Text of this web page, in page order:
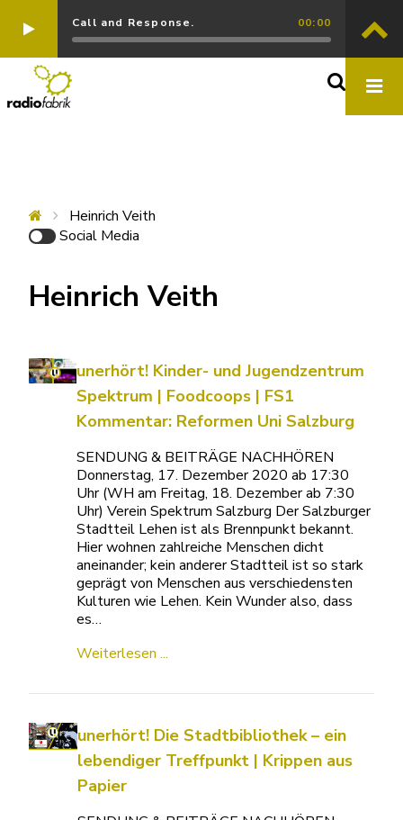
Call and Response. 00:00
Heinrich Veith
Social Media
Heinrich Veith
unerhört! Kinder- und Jugendzentrum
Spektrum | Foodcoops | FS1
Kommentar: Reformen Uni Salzburg
SENDUNG & BEITRÄGE NACHHÖREN
Donnerstag, 17. Dezember 2020 ab 17:30
Uhr (WH am Freitag, 18. Dezember ab 7:30
Uhr) Verein Spektrum Salzburg Der Salzburger
Stadtteil Lehen ist als Brennpunkt bekannt.
Hier wohnen zahlreiche Menschen dicht
aneinander; kein anderer Stadtteil ist so stark
geprägt von Menschen aus verschiedensten
Kulturen wie Lehen. Kein Wunder also, dass
es…
Weiterlesen ...
unerhört! Die Stadtbibliothek – ein
lebendiger Treffpunkt | Krippen aus
Papier